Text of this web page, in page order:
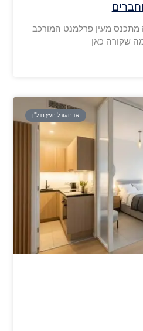
מעין פרלמנט המורכב
שקורה כאן
אדם גורל יועץ נדל"ן